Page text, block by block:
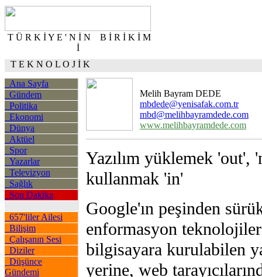
T Ü R K İ Y E ' N İ N B İ R İ K İ M
İ
T E K N O L O J İ K
Ana Sayfa
Gündem
Politika
Ekonomi
Dünya
Aktüel
Spor
Yazarlar
Televizyon
Sağlık
Son Dakika
657'liler Ailesi
Bilişim
Çalışanın Sesi
Diziler
Düşünce
Gündemi
Melih Bayram DEDE
mbdede@yenisafak.com.tr
mbd@melihbayramdede.com
www.melihbayramdede.com
Yazılım yüklemek 'out',
kullanmak 'in'
Google'ın peşinden
enformasyon
bilgisayara kurulabilen
yerine, web